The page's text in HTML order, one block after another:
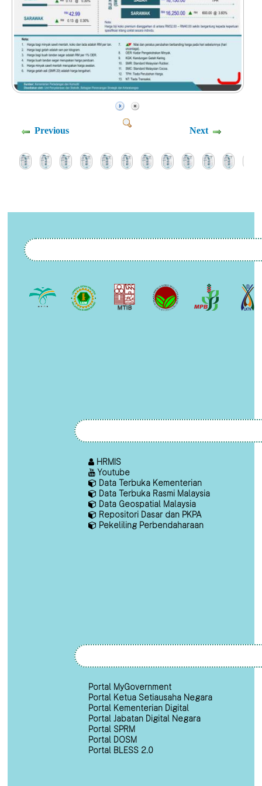
Previous Next
HRMIS
Youtube
Data Terbuka Kementerian
Data Terbuka Rasmi Malaysia
Data Geospatial Malaysia
Repositori Dasar dan PKPA
Pekeliling Perbendaharaan
Portal MyGovernment
Portal Ketua Setiausaha Negara
Portal Kementerian Digital
Portal Jabatan Digital Negara
Portal SPRM
Portal DOSM
Portal BLESS 2.0